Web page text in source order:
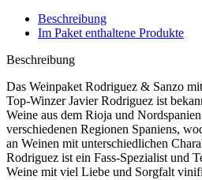
Beschreibung
Im Paket enthaltene Produkte
Beschreibung
Das Weinpaket Rodriguez & Sanzo
Top-Winzer Javier Rodriguez ist
Weine aus dem Rioja und
verschiedenen Regionen Spaniens,
an Weinen mit unterschiedlichen
Rodriguez ist ein Fass-Spezialist und
Weine mit viel Liebe und Sorgfalt